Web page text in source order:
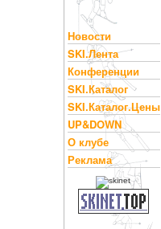
Новости
SKI.Лента
Конференции
SKI.Каталог
SKI.Каталог.Цены
UP&DOWN
О клубе
Реклама